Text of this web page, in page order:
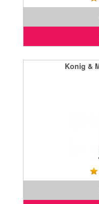
Konig &